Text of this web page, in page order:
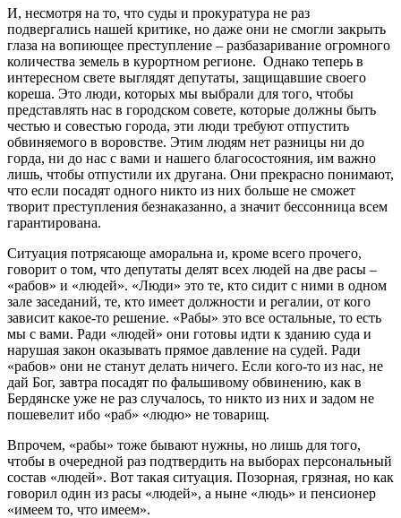
И, несмотря на то, что суды и прокуратура не раз
подвергались нашей критике, но даже они не смогли закрыть
глаза на вопиющее преступление – разбазаривание огромного
количества земель в курортном регионе. Однако теперь в
интересном свете выглядят депутаты, защищавшие своего
кореша. Это люди, которых мы выбрали для того, чтобы
представлять нас в городском совете, которые должны быть
честью и совестью города, эти люди требуют отпустить
обвиняемого в воровстве. Этим людям нет разницы ни до
горда, ни до нас с вами и нашего благосостояния, им важно
лишь, чтобы отпустили их другана. Они прекрасно понимают,
что если посадят одного никто из них больше не сможет
творит преступления безнаказанно, а значит бессонница всем
гарантирована.
Ситуация потрясающе аморальна и, кроме всего прочего,
говорит о том, что депутаты делят всех людей на две расы –
«рабов» и «людей». «Люди» это те, кто сидит с ними в одном
зале заседаний, те, кто имеет должности и регалии, от кого
зависит какое-то решение. «Рабы» это все остальные, то есть
мы с вами. Ради «людей» они готовы идти к зданию суда и
нарушая закон оказывать прямое давление на судей. Ради
«рабов» они не станут делать ничего. Если кого-то из нас, не
дай Бог, завтра посадят по фальшивому обвинению, как в
Бердянске уже не раз случалось, то никто из них и задом не
пошевелит ибо «раб» «людю» не товарищ.
Впрочем, «рабы» тоже бывают нужны, но лишь для того,
чтобы в очередной раз подтвердить на выборах персональный
состав «людей». Вот такая ситуация. Позорная, грязная, но как
говорил один из расы «людей», а ныне «людь» и пенсионер
«имеем то, что имеем».